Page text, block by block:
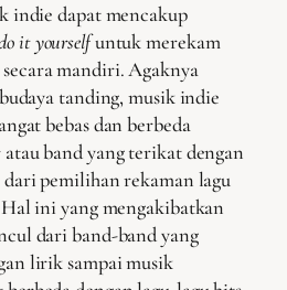
indie dapat mencakup
it yourselfuntuk merekam
mandiri. Agaknya
tanding, musik indie
bebas dan berbeda
band yang terikat dengan
pemilihan rekaman lagu
ini yang mengakibatkan
dari band-band yang
lirik sampai musik